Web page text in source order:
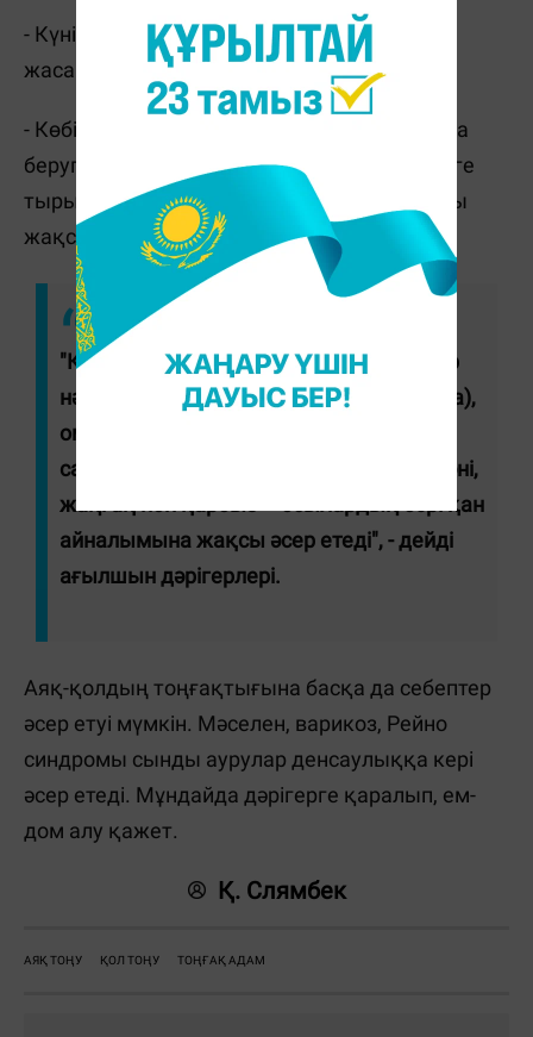
- Күніне 30 минуттай физикалық жаттығу
жасаңыз;
- Көбірек жүріп-тұру қажет, бір жерде отыра
беруге болмайды; яғни, күнде жиірек жүруге
тырысу қажет, сонда қан айналымы жалпы
жақсы болады.
"Қан айналымын жақсартатын тағы бір
нәрсе – тағам. Қара бүлдірген (ежевика),
омега-3 қоспасы мол балықтар,
сарымсақ, зімбір, апельсин, асқабақ дәні,
жаңғақ пен қарбыз – осылардың бәрі қан
айналымына жақсы әсер етеді", - дейді
ағылшын дәрігерлері.
Аяқ-қолдың тоңғақтығына басқа да себептер
әсер етуі мүмкін. Мәселен, варикоз, Рейно
синдромы сынды аурулар денсаулыққа кері
әсер етеді. Мұндайда дәрігерге қаралып, ем-
дом алу қажет.
Қ. Слямбек
АЯҚ ТОҢУ ҚОЛ ТОҢУ ТОҢҒАҚ АДАМ